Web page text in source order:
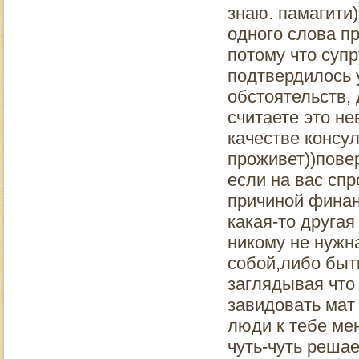
знаю.
одного слова
потому что
считаете это
качестве
если на вас
причиной
какая-то
никому не
собой,либо
заглядывая
завидовать
люди к тебе
чуть-чуть